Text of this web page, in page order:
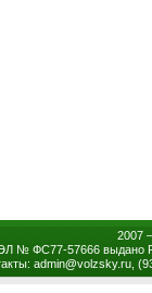
2007
№ ФС77-57666 выдано
admin@volzsky.ru,